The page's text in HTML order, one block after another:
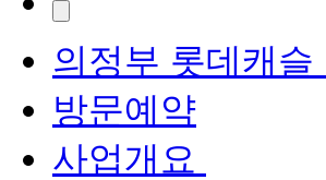
의정부 롯데캐
방문예약
사업개요